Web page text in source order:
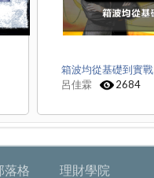
箱波均從基礎到實戰
呂佳霖
2684
落格 理財學院